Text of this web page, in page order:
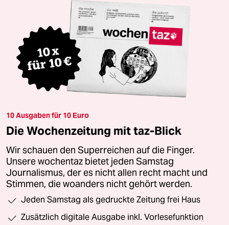
10 Ausgaben für 10 Euro
Die Wochenzeitung mit taz-Blick
Wir schauen den Superreichen auf die Finger.
Unsere wochentaz bietet jeden Samstag
Journalismus, der es nicht allen recht macht und
Stimmen, die woanders nicht gehört werden.
Jeden Samstag als gedruckte Zeitung frei Haus
Zusätzlich digitale Ausgabe inkl. Vorlesefunktion